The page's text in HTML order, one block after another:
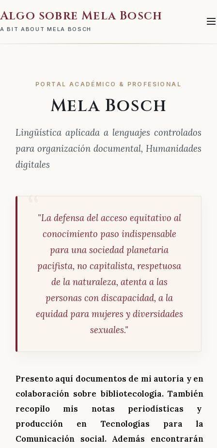
Algo sobre Mela Bosch
A BIT ABOUT MELA BOSCH
PORTAL ACADÉMICO & PROFESIONAL
Mela Bosch
Lingüística aplicada a lenguajes controlados
para organización documental, Humanidades
digitales
"La defensa del acceso equitativo al
conocimiento paso indispensable
para una sociedad planetaria
pacifista, no capitalista, respetuosa
de la naturaleza, atenta a las
personas con discapacidad, a la
equidad para mujeres y diversidades
sexuales."
Presento aquí documentos de mi autoría y en
colaboración sobre bibliotecología.También
recopilo mis notas periodísticas y
producción en Tecnologías para la
Comunicación social. Además encontrarán